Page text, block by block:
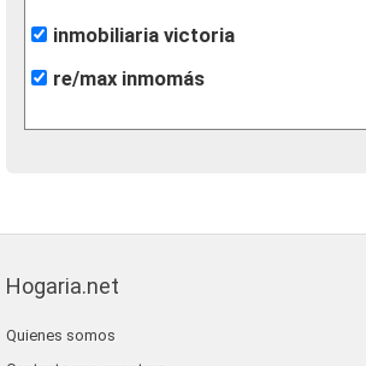
inmobiliaria victoria
re/max inmomás
Hogaria.net
Quienes somos